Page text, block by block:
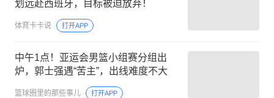
划远赴西班牙，目标被迫放弃！
体育卡卡说 打开APP
中午1点！亚运会男篮小组赛分组出
炉，郭士强遇“苦主”，出线难度不大
篮球圈里的那些事儿 打开APP